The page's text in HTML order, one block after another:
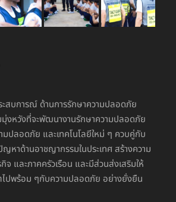
สบการณ์ ด้านการรักษาความปลอดภัย
งหวังที่จะพัฒนางานรักษาความปลอดภัย
มปลอดภัย และเทคโนโลยีใหม่ ๆ ควบคู่กับ
ญหาด้านอาชญากรรมในประเทศ สร้างความ
และภาคครัวเรือน และมีส่วนส่งเสริมให้
ไปพร้อม ๆกับความปลอดภัย อย่างยั่งยืน